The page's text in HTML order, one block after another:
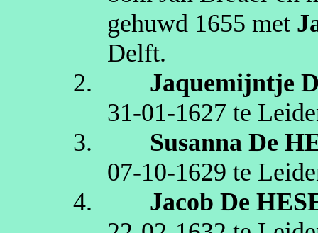
gehuwd 1655 met
Delft.
2.
Jaquemijntje
31‑01‑1627 te
3.
Susanna De
07‑10‑1629 te
4.
Jacob De